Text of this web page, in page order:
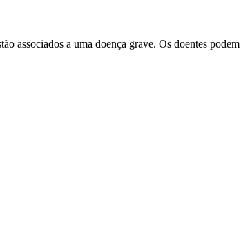
associados a uma doença grave. Os doentes podem